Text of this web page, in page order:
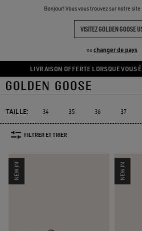
Bonjour! Vous vous trouvez sur notre
VISITEZ GOLDEN GOOSE
ou changer de pays
Aller
au
principal
Aller
au
du
pied
de
LIVRAISON OFFERTE LORSQUE VOUS
THE
COMMUNITY
Sneakers
BASKETS DE LUXE
Super-Star
Super-Star
Ball Star
Ball Star
Marathon Speed
Marathon
TAILLE: 34 35 36 37
FILTRER ET TRIER
NEW IN NEW IN